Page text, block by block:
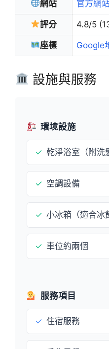
網站 官方網
評分 4.8/5
座標 Google
設施與服務
環境設施
✓ 乾淨浴室（附洗
✓ 空調設備
✓ 小冰箱（適合冰
✓ 車位約兩個
服務項目
✓ 住宿服務